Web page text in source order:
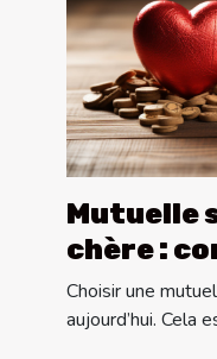
Mutuelle
chère :
la bonne
Choisir une
aujourd’hui. Cela